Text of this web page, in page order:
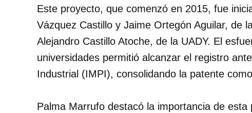
Este proyecto, que comenzó en 2015, fue
Vázquez Castillo y Jaime Ortegón Aguilar, de
Alejandro Castillo Atoche, de la UADY. El
universidades permitió alcanzar el registro
Industrial (IMPI), consolidando la patente
Palma Marrufo destacó la importancia de